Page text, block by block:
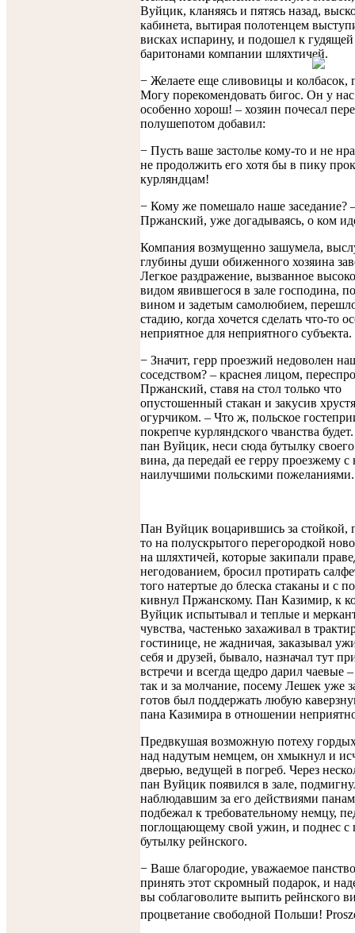
Вуйцик, кланяясь и пятясь назад,
кабинета, вытирая полотенцем
висках испарину, и подошел к
баритонами компании шляхтичей.
− Желаете еще сливовицы и колбасок,
Могу порекомендовать бигос. Он у нас
особенно хорош! – хозяин почесал
полушепотом добавил:
− Пусть ваше застолье кому-то и не
не продолжить его хотя бы в пику
курляндцам!
− Кому же помешало наше заседание?
Пржанский, уже догадываясь, о ком
Компания возмущенно зашумела,
глубины души обиженного хозяина
Легкое раздражение, вызванное
видом явившегося в зале господина,
вином и задетым самолюбием,
стадию, когда хочется сделать что-то
неприятное для неприятного субъекта.
− Значит, герр проезжий недоволен
соседством? – краснея лицом,
Пржанский, ставя на стол только что
опустошенный стакан и закусив
огурчиком. – Что ж, польское
покрепче курляндского чванства
пан Вуйцик, неси сюда бутылку
вина, да передай ее герру проезжему
наилучшими польскими
Пан Вуйцик воцарившись за стойкой,
то на полускрытого перегородкой
на шляхтичей, которые закипали
негодованием, бросил протирать
того натертые до блеска стаканы и с
кивнул Пржанскому. Пан Казимир, к
Вуйцик испытывал и теплые и
чувства, частенько захаживал в
гостинице, не жадничая, заказывал
себя и друзей, бывало, назначал тут
встречи и всегда щедро дарил чаевые –
так и за молчание, посему Лешек уже
готов был поддержать любую
пана Казимира в отношении
Предвкушая возможную потеху
над надутым немцем, он хмыкнул и
дверью, ведущей в погреб. Через
пан Вуйцик появился в зале,
наблюдавшим за его действиями
подбежал к требовательному немцу,
поглощающему свой ужин, и поднес с
бутылку рейнского.
− Ваше благородие, уважаемое
принять этот скромный подарок, и
вы соблаговолите выпить рейнского
процветание свободной Польши!